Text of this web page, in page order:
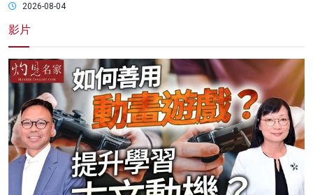
2026-08-04
影片